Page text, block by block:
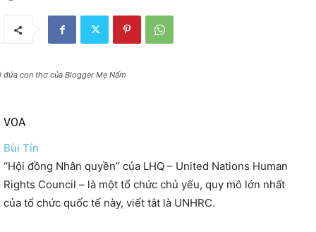
đứa con thơ của Blogger Mẹ Nấm
VOA
Bùi Tín
‘’Hội đồng Nhân quyền’’ của LHQ – United Nations Human
Rights Council – là một tổ chức chủ yếu, quy mô lớn nhất
của tổ chức quốc tế này, viết tắt là UNHRC.